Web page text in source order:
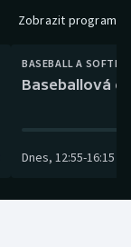
Zobrazit program
BASEBALL A
Baseballová
Dnes, 12:55-16:15